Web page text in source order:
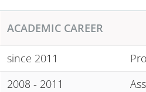
ACADEMIC CAREER
since 2011
2008 - 2011